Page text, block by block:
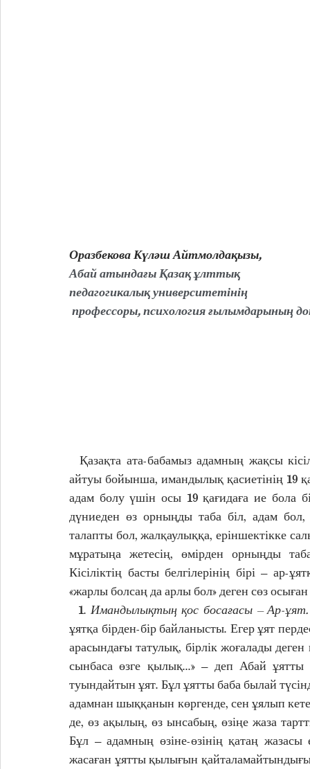
Оразбекова Күләш Айтмолдақызы,
Абай атындағы Қазақ ұлттық
педагогикалық университетінің
профессоры, психология ғылымдарының
айтуы бойынша, имандылық қасиетінің 19
адам болу үшін осы 19 қағидаға ие бола
дүниеден өз орныңды таба біл, адам бол,
талапты бол, жалқаулыққа, еріншектікке
мұратыңа жетесің, өмірден орныңды
Кісіліктің басты белгілерінің бірі – ар-
«жарлы болсаң да арлы бол» деген сөз
  1.
Имандылықтың қос босағасы – Ар-
ұятқа бірден-бір байланысты. Егер ұят
арасындағы татулық, бірлік жоғалады
сынбаса өзге қылық...» – деп Абай ұятты
туындайтын ұят. Бұл ұятты баба былай
адамнан шыққанын көргенде, сен ұялып
де, өз ақылың, өз ынсабың, өзіңе жаза
Бұл – адамның өзіне-өзінің қатаң
жасаған ұятты қылығын